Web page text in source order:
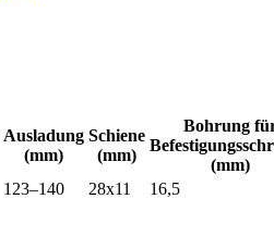
Ausladung
(mm)
Schiene
(mm)
Bohrung
(mm)
123–140 28x11 16,5